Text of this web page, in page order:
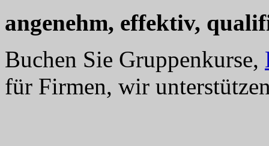
angenehm, effektiv,
Buchen Sie Gruppenkurse,
für Firmen, wir